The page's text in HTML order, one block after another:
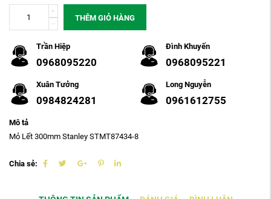
THÊM GIỎ HÀNG
Trần Hiệp
0968095220
Đình Khuyến
0968095221
Xuân Tưởng
0984824281
Long Nguyễn
0961612755
Mô tả
Mỏ Lết 300mm Stanley STMT87434-8
Chia sẻ: